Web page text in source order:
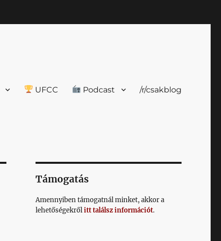
UFCC Podcast /r/csakblog
Támogatás
Amennyiben támogatnál minket, akkor a
lehetőségekrőlitt találsz információt.